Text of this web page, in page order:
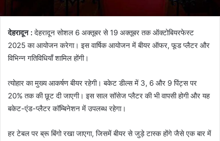
देहरादून :देहरादून सोशल 6 अक्तूबर से 19 अक्तूबर तक ऑक्टोबियरफेस्ट
2025 का आयोजन करेगा। इस वार्षिक आयोजन में बीयर ऑफर, फूड प्लैटर और
विभिन्न गतिविधियाँ शामिल होंगी।
त्योहार का मुख्य आकर्षण बीयर रहेगी। बकेट डील्स में 3, 6 और 9 पिंट्स पर
20% तक की छूट दी जाएगी। इस साल सॉसेज प्लैटर की भी वापसी होगी और यह
बकेट-एंड-प्लैटर कॉम्बिनेशन में उपलब्ध रहेगा।
हर टेबल पर ब्रू बिंगो रखा जाएगा, जिसमें बीयर से जुड़े टास्क होंगे जैसे एक बार में